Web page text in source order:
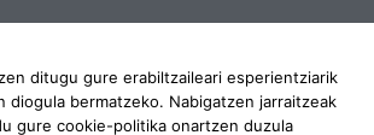
ditugu gure erabiltzaileari esperientziarik
diogula bermatzeko. Nabigatzen jarraitzeak
gure cookie-politika onartzen duzula